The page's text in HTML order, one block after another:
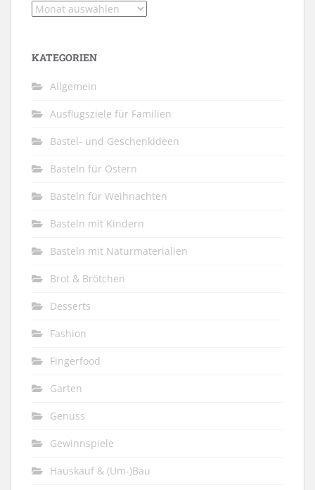
Archiv
KATEGORIEN
Allgemein
Ausflugsziele für Familien
Bastel- und Geschenkideen
Basteln für Ostern
Basteln für Weihnachten
Basteln mit Kindern
Basteln mit Naturmaterialien
Brot & Brötchen
Desserts
Fashion
Fingerfood
Garten
Genuss
Gewinnspiele
Hauskauf & (Um-)Bau